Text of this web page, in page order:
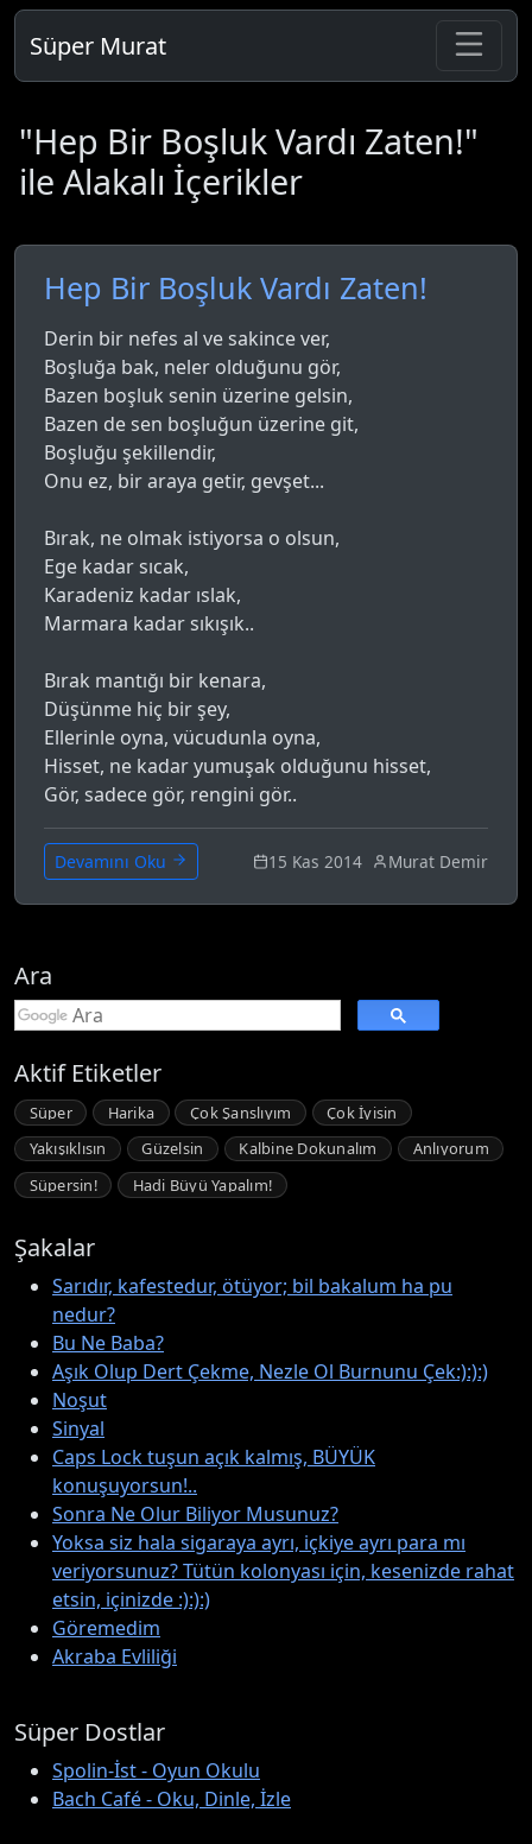
Süper Murat
"Hep Bir Boşluk Vardı Zaten!"
ile Alakalı İçerikler
Hep Bir Boşluk Vardı Zaten!
Derin bir nefes al ve sakince ver,
Boşluğa bak, neler olduğunu gör,
Bazen boşluk senin üzerine gelsin,
Bazen de sen boşluğun üzerine git,
Boşluğu şekillendir,
Onu ez, bir araya getir, gevşet...
Bırak, ne olmak istiyorsa o olsun,
Ege kadar sıcak,
Karadeniz kadar ıslak,
Marmara kadar sıkışık..
Bırak mantığı bir kenara,
Düşünme hiç bir şey,
Ellerinle oyna, vücudunla oyna,
Hisset, ne kadar yumuşak olduğunu hisset,
Gör, sadece gör, rengini gör..
Devamını Oku 15 Kas 2014 Murat Demir
Ara
Aktif Etiketler
Süper Harika Çok Şanslıyım
Çok İyisin
Yakışıklısın
Güzelsin Kalbine Dokunalım
Anlıyorum
Süpersin!
Hadi Büyü Yapalım!
Şakalar
Sarıdır, kafestedur, ötüyor; bil bakalum ha pu
nedur?
Bu Ne Baba?
Aşık Olup Dert Çekme, Nezle Ol Burnunu Çek:):):)
Noşut
Sinyal
Caps Lock tuşun açık kalmış, BÜYÜK
konuşuyorsun!..
Sonra Ne Olur Biliyor Musunuz?
Yoksa siz hala sigaraya ayrı, içkiye ayrı para mı
veriyorsunuz? Tütün kolonyası için, kesenizde rahat
etsin, içinizde :):):)
Göremedim
Akraba Evliliği
Süper Dostlar
Spolin-İst - Oyun Okulu
Bach Café - Oku, Dinle, İzle